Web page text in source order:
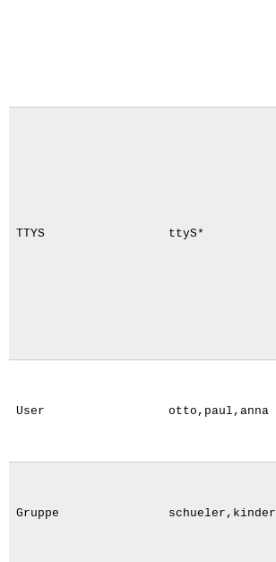
TTYS ttyS*
User otto,paul,anna
Gruppe schueler,kinder